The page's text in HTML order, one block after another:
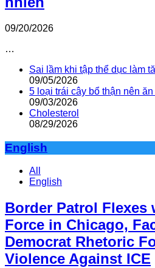
09/20/2026
…
Sai lầm khi tập thể dục làm
09/05/2026
5 loại trái cây bổ thận nên
09/03/2026
Cholesterol
08/29/2026
English
All
English
Border Patrol Flexes
Force in Chicago,
Democrat Rhetoric
Violence Against ICE